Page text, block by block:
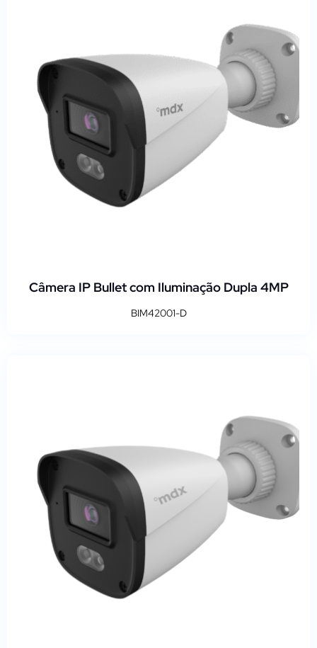
Câmera IP Bullet com Iluminação Dupla 4MP
BIM42001-D